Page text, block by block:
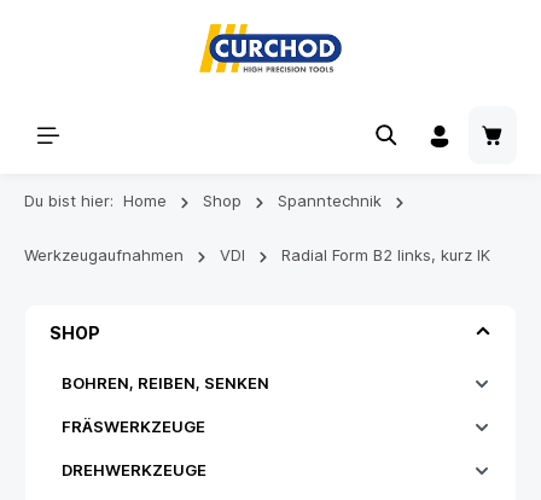
Du bist hier: Home Shop Spanntechnik
Werkzeugaufnahmen VDI Radial Form B2 links, kurz IK
SHOP
BOHREN, REIBEN, SENKEN
FRÄSWERKZEUGE
DREHWERKZEUGE